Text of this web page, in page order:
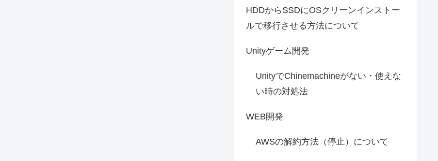
HDDからSSDにOSクリーンインストー
ルで移行させる方法について
Unityゲーム開発
UnityでChinemachineがない・使えな
い時の対処法
WEB開発
AWSの解約方法（停止）について